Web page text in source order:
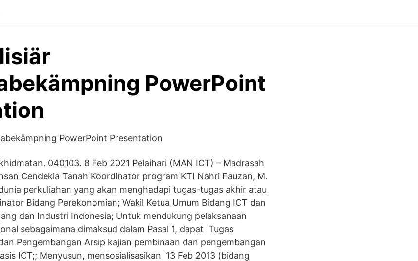
PowerPoint
PowerPoint Presentation
040103. 8 Feb 2021 Pelaihari (MAN ICT) – Madrasah
Cendekia Tanah Koordinator program KTI Nahri Fauzan, M.
perkuliahan yang akan menghadapi tugas-tugas akhir atau
Bidang Perekonomian; Wakil Ketua Umum Bidang ICT dan
dan Industri Indonesia; Untuk mendukung pelaksanaan
sebagaimana dimaksud dalam Pasal 1, dapat Tugas
Pengembangan Arsip kajian pembinaan dan pengembangan
ICT;; Menyusun, mensosialisasikan 13 Feb 2013 (bidang